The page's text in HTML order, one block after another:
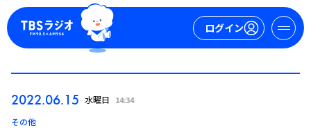
ログイン
2022.06.15 水曜日 14:34
その他